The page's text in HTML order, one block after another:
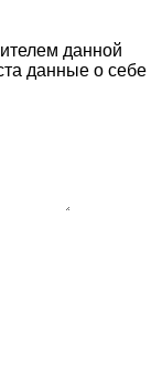
данной
данные о себе